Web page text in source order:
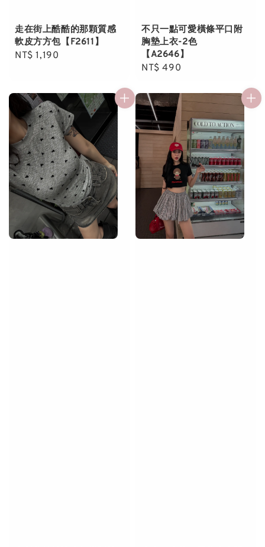
走在街上酷酷的那顆質感
軟皮方方包【F2611】
Regular
NT$ 1,190
不只一點可愛橫條平口附
胸墊上衣-2色
【A2646】
Regular
NT$ 490